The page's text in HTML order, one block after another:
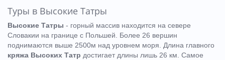
Туры в Высокие Татры
Высокие Татры - горный массив находится на севере
Словакии на границе с Польшей. Более 26 вершин
поднимаются выше 2500м над уровнем моря. Длина главного
кряжа Высоких Татр достигает длины лишь 26 км. Самое